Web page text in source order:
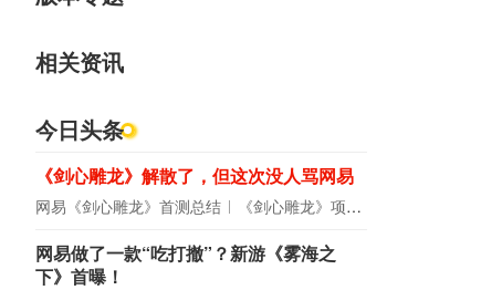
相关资讯
今日头条
《剑心雕龙》解散了，但这次没人骂网易
网易《剑心雕龙》首测总结 《剑心雕龙》项目宣布解散
网易做了一款“吃打撤”？新游《雾海之
下》首曝！